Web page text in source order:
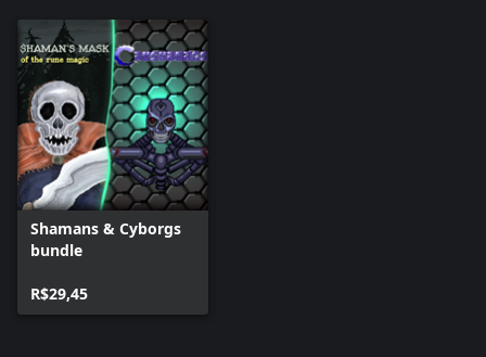
Shamans & Cyborgs
bundle
R$29,45